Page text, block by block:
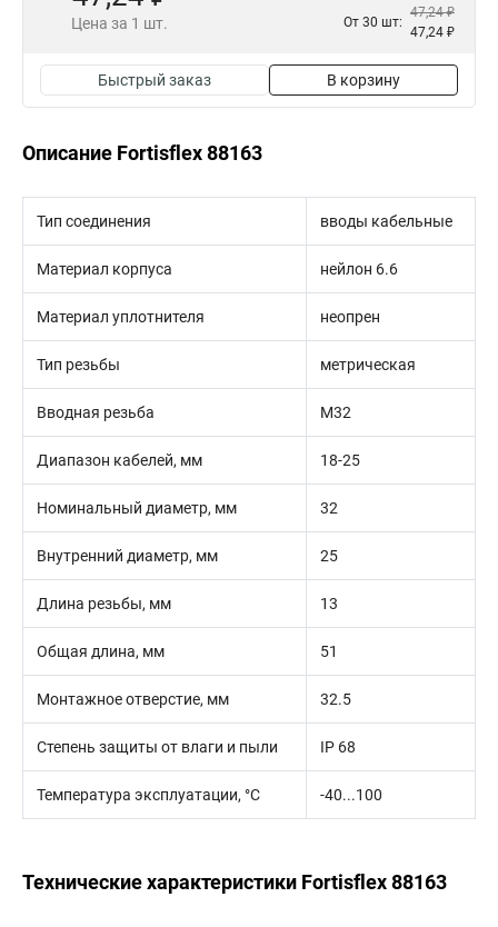
Цена за 1 шт. От 30 шт:
47,24 ₽
47,24 ₽
Быстрый заказ В корзину
Описание Fortisflex 88163
Тип соединения вводы кабельные
Материал корпуса нейлон 6.6
Материал уплотнителя неопрен
Тип резьбы метрическая
Вводная резьба M32
Диапазон кабелей, мм 18-25
Номинальный диаметр, мм 32
Внутренний диаметр, мм 25
Длина резьбы, мм 13
Общая длина, мм 51
Монтажное отверстие, мм 32.5
Степень защиты от влаги и пыли IP 68
Температура эксплуатации, °С -40...100
Технические характеристики Fortisflex 88163